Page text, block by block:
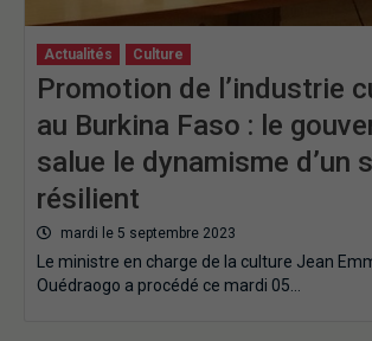
Actualités Culture
Promotion de l’industrie
au Burkina Faso : le
salue le dynamisme d’un
résilient
mardi le 5 septembre 2023
Le ministre en charge de la culture Jean
Ouédraogo a procédé ce mardi 05…